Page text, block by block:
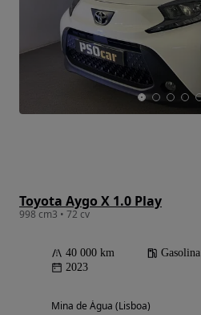
Toyota Aygo X 1.0 Play
998 cm3 • 72 cv
40 000 km Gasolina
2023
Mina de Água (Lisboa)